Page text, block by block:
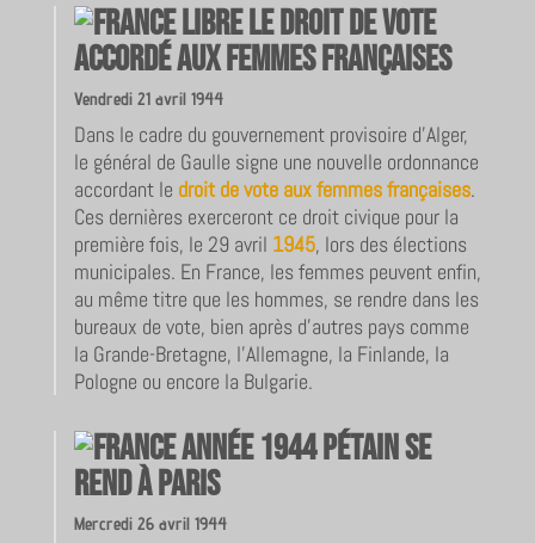
Le droit de vote
accordé aux femmes françaises
Vendredi 21 avril 1944
Dans le cadre du gouvernement provisoire d’Alger,
le général de Gaulle signe une nouvelle ordonnance
accordant le droit de vote aux femmes françaises.
Ces dernières exerceront ce droit civique pour la
première fois, le 29 avril 1945, lors des élections
municipales. En France, les femmes peuvent enfin,
au même titre que les hommes, se rendre dans les
bureaux de vote, bien après d’autres pays comme
la Grande-Bretagne, l’Allemagne, la Finlande, la
Pologne ou encore la Bulgarie.
Pétain se
rend à Paris
Mercredi 26 avril 1944